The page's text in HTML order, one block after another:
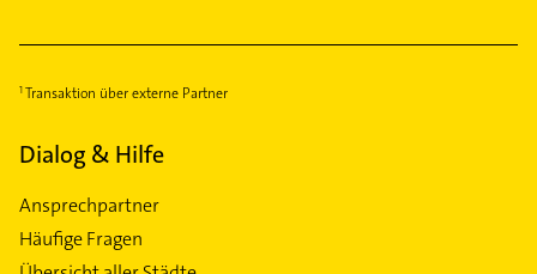
Transaktion über externe Partner
Dialog & Hilfe
Ansprechpartner
Häufige Fragen